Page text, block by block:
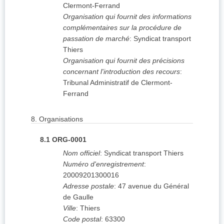
Clermont-Ferrand
Organisation qui fournit des informations
complémentaires sur la procédure de
passation de marché: Syndicat transport
Thiers
Organisation qui fournit des précisions
concernant l'introduction des recours:
Tribunal Administratif de Clermont-
Ferrand
8. Organisations
8.1 ORG-0001
Nom officiel: Syndicat transport Thiers
Numéro d'enregistrement:
20009201300016
Adresse postale: 47 avenue du Général
de Gaulle
Ville: Thiers
Code postal: 63300